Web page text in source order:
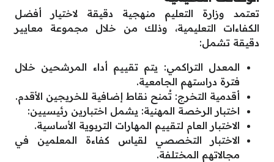
تعتمد وزارة التعليم منهجية دقيقة لاختيار أفضل
الكفاءات التعليمية، وذلك من خلال مجموعة معايير
دقيقة تشمل:
المعدل التراكمي: يتم تقييم أداء المرشحين خلال
فترة دراستهم الجامعية.
أقدمية التخرج: تُمنح نقاط إضافية للخريجين الأقدم.
اختبار الرخصة المهنية: يشمل اختبارين رئيسيين:
الاختبار العام لتقييم المهارات التربوية الأساسية.
الاختبار التخصصي لقياس كفاءة المعلمين في
مجالاتهم المختلفة.